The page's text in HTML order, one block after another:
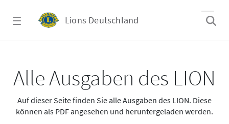
Lions Deutschland
Alle Ausgaben des LION
Auf dieser Seite finden Sie alle Ausgaben des LION. Diese
können als PDF angesehen und heruntergeladen werden.